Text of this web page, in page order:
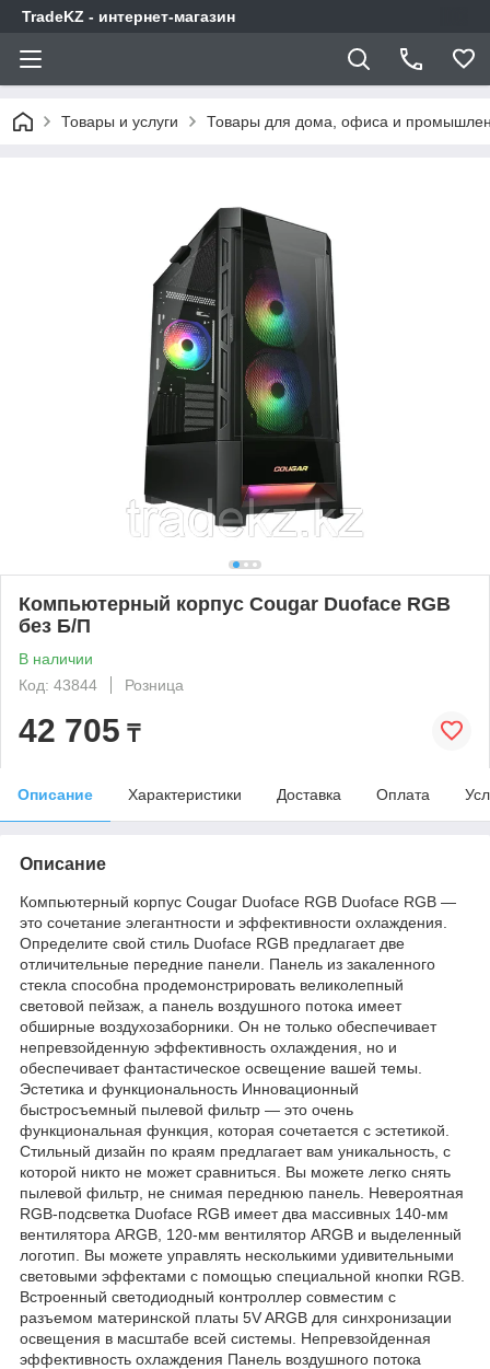
TradeKZ - интернет-магазин
Товары и услуги Товары для дома, офиса и
Компьютерный корпус Cougar Duoface RGB
без Б/П
В наличии
Код: 43844
Розница
42 705 ₸
Описание Характеристики Доставка Оплата
Описание
Компьютерный корпус Cougar Duoface RGB Duoface RGB —
это сочетание элегантности и эффективности охлаждения.
Определите свой стиль Duoface RGB предлагает две
отличительные передние панели. Панель из закаленного
стекла способна продемонстрировать великолепный
световой пейзаж, а панель воздушного потока имеет
обширные воздухозаборники. Он не только обеспечивает
непревзойденную эффективность охлаждения, но и
обеспечивает фантастическое освещение вашей темы.
Эстетика и функциональность Инновационный
быстросъемный пылевой фильтр — это очень
функциональная функция, которая сочетается с эстетикой.
Стильный дизайн по краям предлагает вам уникальность, с
которой никто не может сравниться. Вы можете легко снять
пылевой фильтр, не снимая переднюю панель. Невероятная
RGB-подсветка Duoface RGB имеет два массивных 140-мм
вентилятора ARGB, 120-мм вентилятор ARGB и выделенный
логотип. Вы можете управлять несколькими удивительными
световыми эффектами с помощью специальной кнопки RGB.
Встроенный светодиодный контроллер совместим с
разъемом материнской платы 5V ARGB для синхронизации
освещения в масштабе всей системы. Непревзойденная
эффективность охлаждения Панель воздушного потока